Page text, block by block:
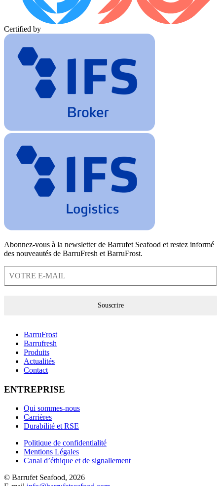
Certified by
Abonnez-vous à la newsletter de Barrufet Seafood et restez informé
des nouveautés de BarruFresh et BarruFrost.
Souscrire
BarruFrost
Barrufresh
Produits
Actualités
Contact
ENTREPRISE
Qui sommes-nous
Carrières
Durabilité et RSE
Politique de confidentialité
Mentions Légales
Canal d’éthique et de signallement
© Barrufet Seafood, 2026